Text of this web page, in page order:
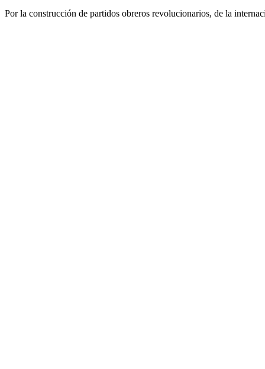
Por la construcción de partidos obreros revolucionarios, de la